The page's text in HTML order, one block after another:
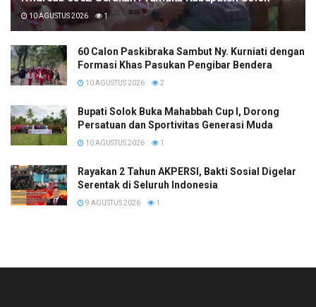
10 AGUSTUS 2026 1
60 Calon Paskibraka Sambut Ny. Kurniati dengan
Formasi Khas Pasukan Pengibar Bendera
10 AGUSTUS 2026 2
Bupati Solok Buka Mahabbah Cup I, Dorong
Persatuan dan Sportivitas Generasi Muda
10 AGUSTUS 2026 1
Rayakan 2 Tahun AKPERSI, Bakti Sosial Digelar
Serentak di Seluruh Indonesia
9 AGUSTUS 2026 1